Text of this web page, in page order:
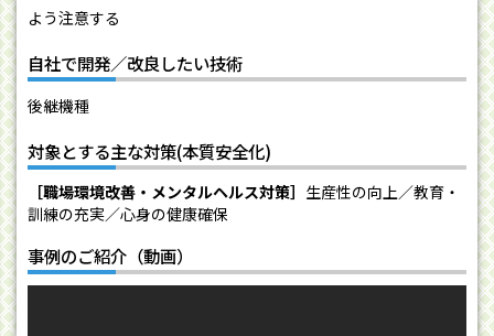
よう注意する
自社で開発／改良したい技術
後継機種
対象とする主な対策(本質安全化)
［職場環境改善・メンタルヘルス対策］ 生産性の向上／教育・
訓練の充実／心身の健康確保
事例のご紹介（動画）